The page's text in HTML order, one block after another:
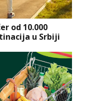
od 10.000
u Srbiji